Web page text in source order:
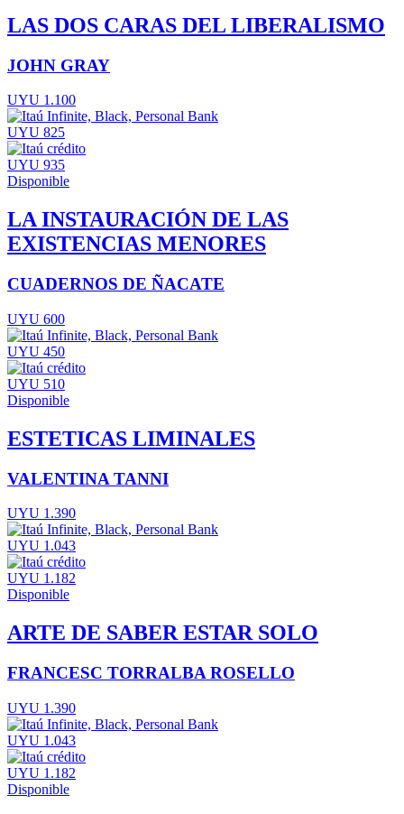
LAS DOS CARAS DEL LIBERALISMO
JOHN GRAY
UYU 1.100
UYU 825
UYU 935
Disponible
LA INSTAURACIÓN DE LAS
EXISTENCIAS MENORES
CUADERNOS DE ÑACATE
UYU 600
UYU 450
UYU 510
Disponible
ESTETICAS LIMINALES
VALENTINA TANNI
UYU 1.390
UYU 1.043
UYU 1.182
Disponible
ARTE DE SABER ESTAR SOLO
FRANCESC TORRALBA ROSELLO
UYU 1.390
UYU 1.043
UYU 1.182
Disponible